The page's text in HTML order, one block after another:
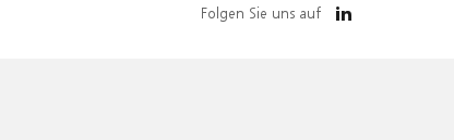
Folgen Sie uns auf